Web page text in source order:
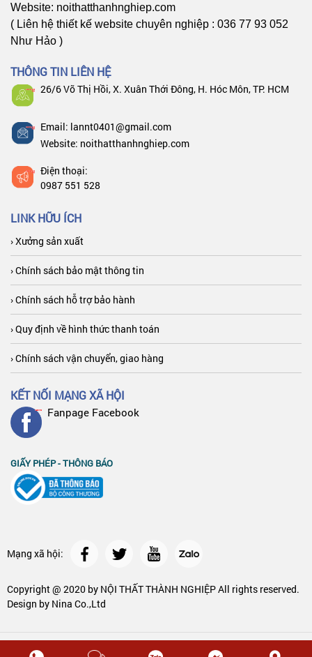
Website: noithatthanhnghiep.com
( Liên hệ thiết kế website chuyên nghiệp : 036 77 93 052
Như Hảo )
THÔNG TIN LIÊN HỆ
26/6 Võ Thị Hồi, X. Xuân Thới Đông, H. Hóc Môn, TP. HCM
Email: lannt0401@gmail.com
Website: noithatthanhnghiep.com
Điện thoại:
0987 551 528
LINK HỮU ÍCH
› Xưởng sản xuất
› Chính sách bảo mật thông tin
› Chính sách hỗ trợ bảo hành
› Quy định về hình thức thanh toán
› Chính sách vận chuyển, giao hàng
KẾT NỐI MẠNG XÃ HỘI
Fanpage Facebook
GIẤY PHÉP - THÔNG BÁO
Mạng xã hội:
Copyright @ 2020 by NỘI THẤT THÀNH NGHIỆPAll rights reserved.
Design by Nina Co.,Ltd